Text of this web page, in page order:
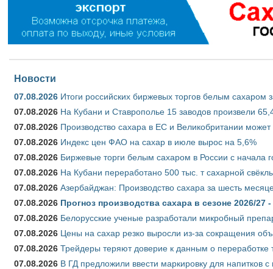
Новости
07.08.2026 Итоги российских биржевых торгов белым сахаром
07.08.2026 На Кубани и Ставрополье 15 заводов произвели
07.08.2026 Производство сахара в ЕС и Великобритании
07.08.2026 Индекс цен ФАО на сахар в июле вырос на 5,6%
07.08.2026 Биржевые торги белым сахаром в России с начала
07.08.2026 На Кубани переработано 500 тыс. т сахарной
07.08.2026 Азербайджан: Производство сахара за шесть
07.08.2026 Прогноз производства сахара в сезоне 2026/
07.08.2026 Белорусские ученые разработали микробный
07.08.2026 Цены на сахар резко выросли из-за сокращения
07.08.2026 Трейдеры теряют доверие к данным о переработке
07.08.2026 В ГД предложили ввести маркировку для напитков